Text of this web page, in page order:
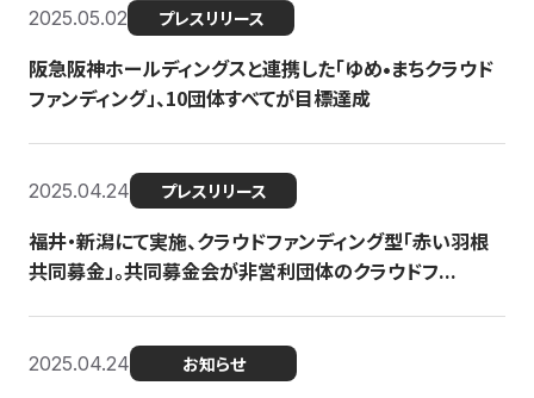
2025.05.02 プレスリリース
阪急阪神ホールディングスと連携した「ゆめ•まちクラウド
ファンディング」、10団体すべてが目標達成
2025.04.24 プレスリリース
福井・新潟にて実施、クラウドファンディング型「赤い羽根
共同募金」。共同募金会が非営利団体のクラウドフ...
2025.04.24 お知らせ